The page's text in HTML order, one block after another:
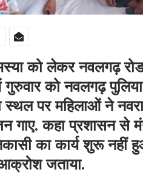
को लेकर नवलगढ़
गुरुवार को नवलगढ़
स्थल पर महिलाओं ने
गाए. कहा प्रशासन से
का कार्य शुरू नहीं
जताया.